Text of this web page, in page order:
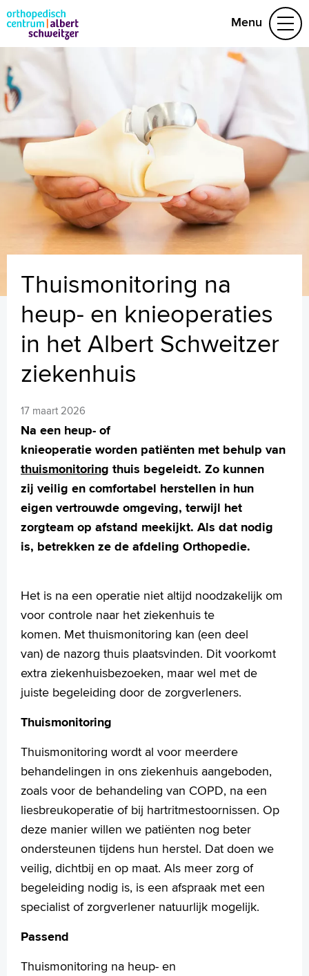
Menu
Behandelteam
Folders
(078) 652 32 70
Naar home asz.nl
MijnASz
Tekstgrootte A
Voorleesfunctie
Thuismonitoring na
heup- en knieoperaties
in het Albert Schweitzer
ziekenhuis
17 maart 2026
Na een heup- of
knieoperatie worden patiënten met behulp van
thuismonitoring thuis begeleidt. Zo kunnen
zij veilig en comfortabel herstellen in hun
eigen vertrouwde omgeving, terwijl het
zorgteam op afstand meekijkt. Als dat nodig
is, betrekken ze de afdeling Orthopedie.
Het is na een operatie niet altijd noodzakelijk om
voor controle naar het ziekenhuis te
komen. Met thuismonitoring kan (een deel
van) de nazorg thuis plaatsvinden. Dit voorkomt
extra ziekenhuisbezoeken, maar wel met de
juiste begeleiding door de zorgverleners.
Thuismonitoring
Thuismonitoring wordt al voor meerdere
behandelingen in ons ziekenhuis aangeboden,
zoals voor de behandeling van COPD, na een
liesbreukoperatie of bij hartritmestoornissen. Op
deze manier willen we patiënten nog beter
ondersteunen tijdens hun herstel. Dat doen we
veilig, dichtbij en op maat. Als meer zorg of
begeleiding nodig is, is een afspraak met een
specialist of zorgverlener natuurlijk mogelijk.
Passend
Thuismonitoring na heup- en